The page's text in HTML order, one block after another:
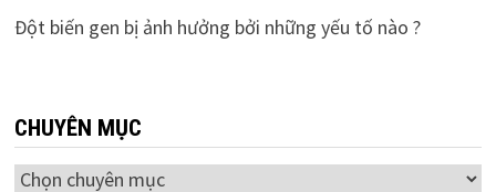
Đột biến gen bị ảnh hưởng bởi những yếu tố nào ?
CHUYÊN MỤC
Chuyên